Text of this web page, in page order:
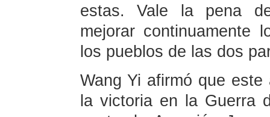
estas. Vale la pena
mejorar continuamente
los pueblos de las dos
Wang Yi afirmó que
la victoria en la Guerra